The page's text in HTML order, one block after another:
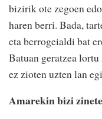
bizirik ote zegoen
haren berri. Bada,
eta berrogeialdi bat
Batuan geratzea
ez zioten uzten lan
Amarekin bizi